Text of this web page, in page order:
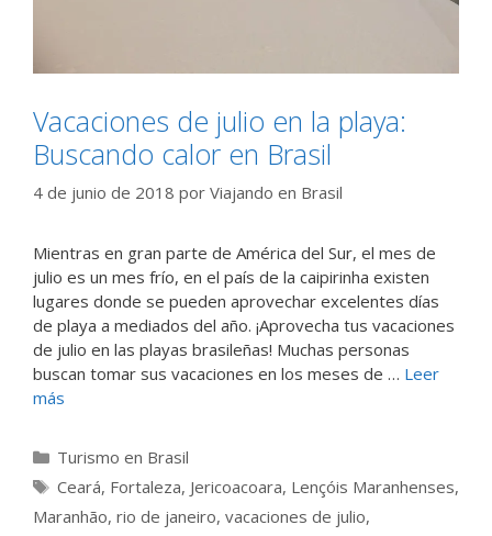
Vacaciones de julio en la playa:
Buscando calor en Brasil
4 de junio de 2018 por Viajando en Brasil
Mientras en gran parte de América del Sur, el mes de
julio es un mes frío, en el país de la caipirinha existen
lugares donde se pueden aprovechar excelentes días
de playa a mediados del año. ¡Aprovecha tus vacaciones
de julio en las playas brasileñas! Muchas personas
buscan tomar sus vacaciones en los meses de … Leer
más
Categorías
Turismo en Brasil
Etiquetas
Ceará, Fortaleza, Jericoacoara, Lençóis Maranhenses,
Maranhão, rio de janeiro, vacaciones de julio,